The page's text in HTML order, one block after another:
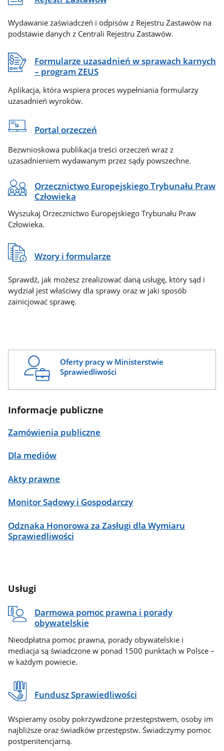
Wydawanie zaświadczeń i odpisów z Rejestru Zastawów na
podstawie danych z Centrali Rejestru Zastawów.
Formularze uzasadnień w sprawach karnych
– program ZEUS
Aplikacja, która wspiera proces wypełniania formularzy
uzasadnień wyroków.
Portal orzeczeń
Bezwnioskowa publikacja treści orzeczeń wraz z
uzasadnieniem wydawanym przez sądy powszechne.
Orzecznictwo Europejskiego Trybunału Praw
Człowieka
Wyszukaj Orzecznictwo Europejskiego Trybunału Praw
Człowieka.
Wzory i formularze
Sprawdź, jak możesz zrealizować daną usługę, który sąd i
wydział jest właściwy dla sprawy oraz w jaki sposób
zainicjować sprawę.
Oferty pracy w Ministerstwie
Sprawiedliwości
Informacje publiczne
Zamówienia publiczne
Dla mediów
Akty prawne
Monitor Sądowy i Gospodarczy
Odznaka Honorowa za Zasługi dla Wymiaru
Sprawiedliwości
Usługi
Darmowa pomoc prawna i porady
obywatelskie
Nieodpłatna pomoc prawna, porady obywatelskie i
mediacja są świadczone w ponad 1500 punktach w Polsce –
w każdym powiecie.
Fundusz Sprawiedliwości
Wspieramy osoby pokrzywdzone przestępstwem, osoby im
najbliższe oraz świadków przestępstw. Świadczymy pomoc
postpenitencjarną.